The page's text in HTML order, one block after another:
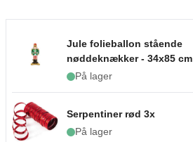
Jule folieballon stående
nøddeknækker - 34x85 cm
På lager
Serpentiner rød 3x
På lager